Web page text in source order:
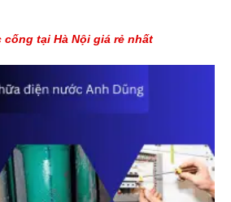
cống tại Hà Nội giá rẻ nhất